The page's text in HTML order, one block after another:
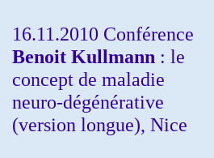
16.11.2010 Conférence
Benoit Kullmann : le
concept de maladie
neuro-dégénérative
(version longue), Nice